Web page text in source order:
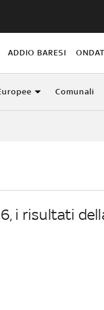
ADDIO BARESI
Comunali
i risultati